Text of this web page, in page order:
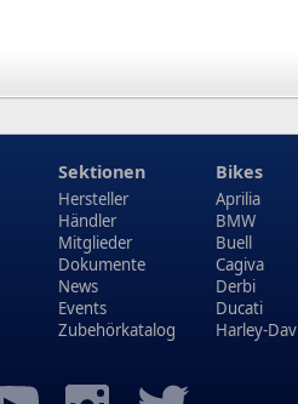
Sektionen
Hersteller
Händler
Mitglieder
Dokumente
News
Events
Zubehörkatalog
Bikes
Aprilia
BMW
Buell
Cagiva
Derbi
Ducati
Harley-